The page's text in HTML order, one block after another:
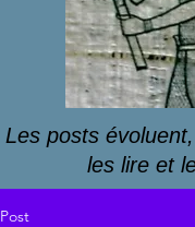
Les posts
les lire et
Post